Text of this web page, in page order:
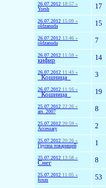
26.07.2012 18:57 »
Yorsh
17
26.07.2012 15:09 »
oldzanuda
15
26.07.2012 13:46 »
oldzanuda
7
26.07.2012 11:59 »
кифир 14
26.07.2012 11:43 »
_Кошница_ 3
26.07.2012 11:16 »
_Кошница_ 19
25.07.2012 22:26 »
ars_2007
8
25.07.2012 20:59 »
Accessary
2
25.07.2012 20:26 »
Группа товарищей
1
25.07.2012 13:58 »
Снег 8
25.07.2012 11:05 »
foxm
53